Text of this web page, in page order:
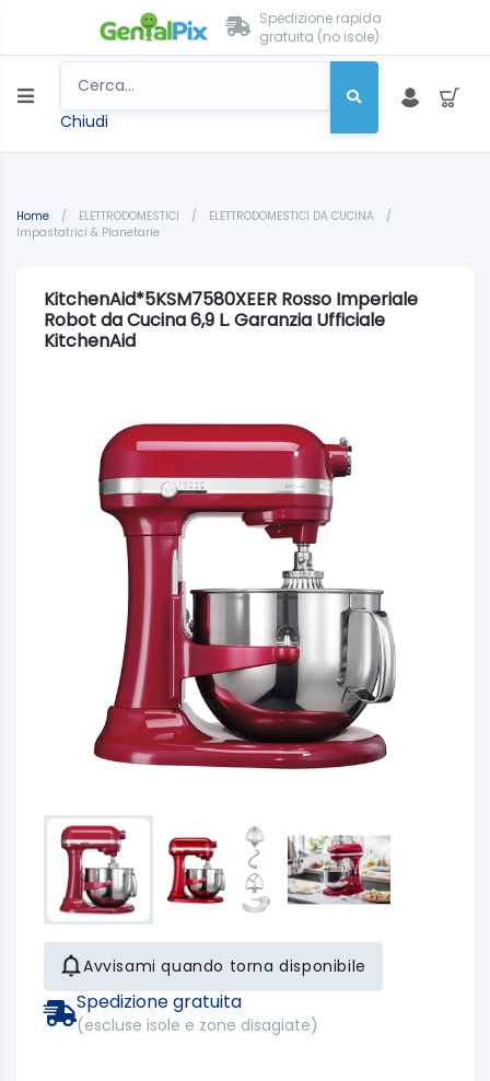
Spedizione rapida
gratuita (no isole)
Chiudi
Home / ELETTRODOMESTICI / ELETTRODOMESTICI DA CUCINA
/
Impastatrici & Planetarie
KitchenAid*5KSM7580XEER Rosso Imperiale
Robot da Cucina 6,9 L. Garanzia Ufficiale
KitchenAid
Avvisami quando torna disponibile
Spedizione gratuita
(escluse isole e zone disagiate)